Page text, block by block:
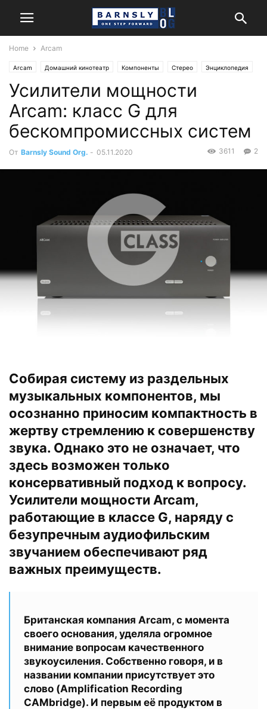
Home Arcam
Arcam Домашний кинотеатр Компоненты Стерео Энциклопедия
Усилители мощности
Arcam: класс G для
бескомпромиссных систем
От Barnsly Sound Org. - 05.11.2020 2
3611
Собирая систему из раздельных
музыкальных компонентов, мы
осознанно приносим компактность в
жертву стремлению к совершенству
звука. Однако это не означает, что
здесь возможен только
консервативный подход к вопросу.
Усилители мощности Arcam,
работающие в классе G, наряду с
безупречным аудиофильским
звучанием обеспечивают ряд
важных преимуществ.
Британская компания Arcam, с момента
своего основания, уделяла огромное
внимание вопросам качественного
звукоусиления. Собственно говоря, и в
названии компании присутствует это
слово (Amplification Recording
CAMbridge). И первым её продуктом в